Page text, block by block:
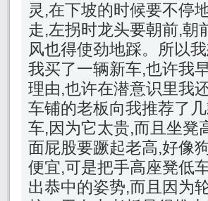
灵,在下坡的时候要不停
走,左拐时龙头要朝前,朝
风也得使劲地踩。所以
我买了一辆新车,也许我
理由,也许在潜意识里我
车铺的老板向我推荐了
车,因为它太贵,而且坐凳
面屁股要蹶起老高,好像
便宜,可是把手高座凳低
出恭中的姿势,而且因为